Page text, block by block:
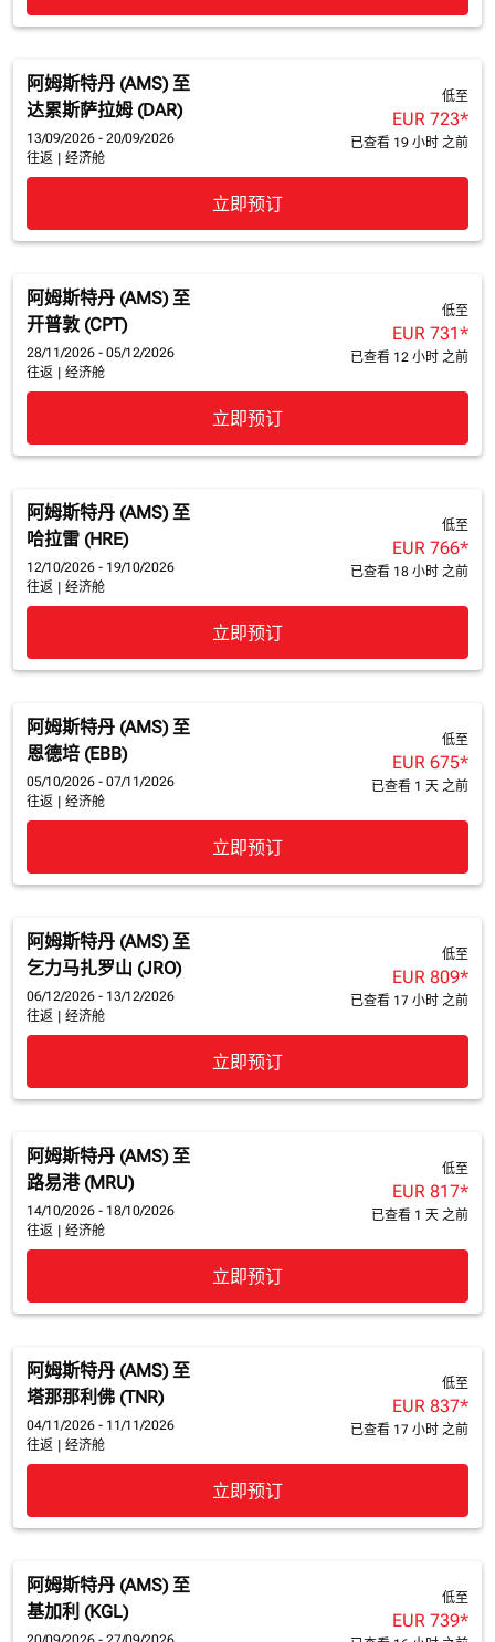
阿姆斯特丹 (AMS) 至
达累斯萨拉姆 (DAR)
13/09/2026 - 20/09/2026
往返
经济舱
低至
EUR 723*
已查看 19 小时 之前
立即预订
阿姆斯特丹 (AMS) 至
开普敦 (CPT)
28/11/2026 - 05/12/2026
往返
经济舱
低至
EUR 731*
已查看 12 小时 之前
立即预订
阿姆斯特丹 (AMS) 至
哈拉雷 (HRE)
12/10/2026 - 19/10/2026
往返
经济舱
低至
EUR 766*
已查看 18 小时 之前
立即预订
阿姆斯特丹 (AMS) 至
恩德培 (EBB)
05/10/2026 - 07/11/2026
往返
经济舱
低至
EUR 675*
已查看 1 天 之前
立即预订
阿姆斯特丹 (AMS) 至
乞力马扎罗山 (JRO)
06/12/2026 - 13/12/2026
往返
经济舱
低至
EUR 809*
已查看 17 小时 之前
立即预订
阿姆斯特丹 (AMS) 至
路易港 (MRU)
14/10/2026 - 18/10/2026
往返
经济舱
低至
EUR 817*
已查看 1 天 之前
立即预订
阿姆斯特丹 (AMS) 至
塔那那利佛 (TNR)
04/11/2026 - 11/11/2026
往返
经济舱
低至
EUR 837*
已查看 17 小时 之前
立即预订
阿姆斯特丹 (AMS) 至
基加利 (KGL)
低至
EUR 739*